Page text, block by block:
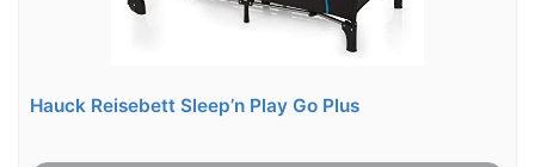
Hauck Reisebett Sleep’n Play Go Plus